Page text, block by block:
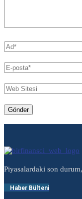
Piyasalardaki son
Haber Bülteni